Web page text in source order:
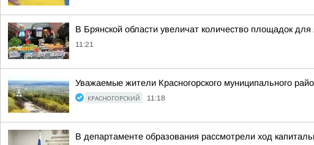
В Брянской области увеличат количество площадок
11:21
Уважаемые жители Красногорского муниципального
КРАСНОГОРСКИЙ 11:18
В департаменте образования рассмотрели ход